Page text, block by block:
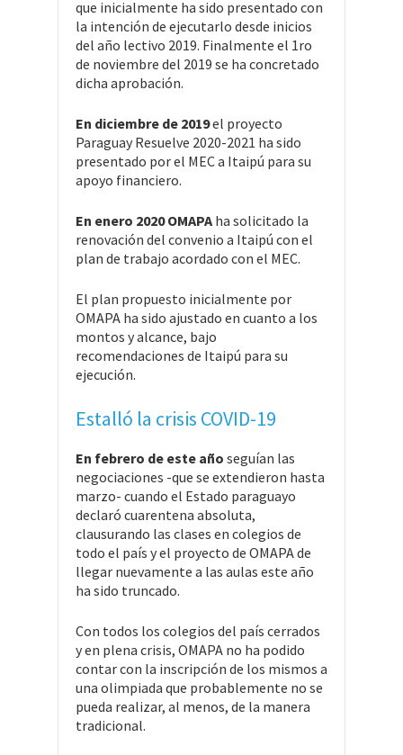
que inicialmente ha sido presentado con
la intención de ejecutarlo desde inicios
del año lectivo 2019. Finalmente el 1ro
de noviembre del 2019 se ha concretado
dicha aprobación.
En diciembre de 2019el proyecto
Paraguay Resuelve 2020-2021 ha sido
presentado por el MEC a Itaipú para su
apoyo financiero.
En enero 2020 OMAPA ha solicitado la
renovación del convenio a Itaipú con el
plan de trabajo acordado con el MEC.
El plan propuesto inicialmente por
OMAPA ha sido ajustado en cuanto a los
montos y alcance, bajo
recomendaciones de Itaipú para su
ejecución.
Estalló la crisis COVID-19
En febrero de este año seguían las
negociaciones -que se extendieron hasta
marzo- cuando el Estado paraguayo
declaró cuarentena absoluta,
clausurando las clases en colegios de
todo el país y el proyecto de OMAPA de
llegar nuevamente a las aulas este año
ha sido truncado.
Con todos los colegios del país cerrados
y en plena crisis, OMAPA no ha podido
contar con la inscripción de los mismos a
una olimpiada que probablemente no se
pueda realizar, al menos, de la manera
tradicional.